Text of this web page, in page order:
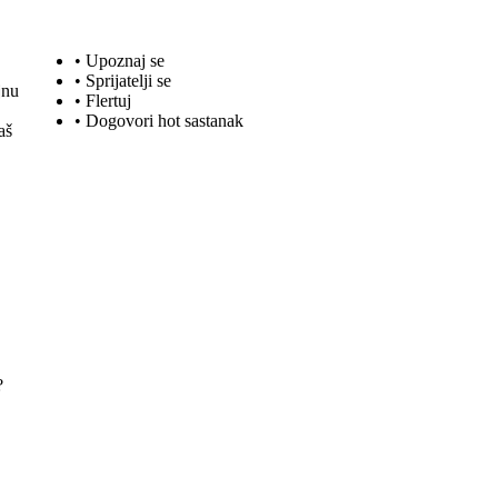
• Upoznaj se
• Sprijatelji se
• Flertuj
• Dogovori hot sastanak